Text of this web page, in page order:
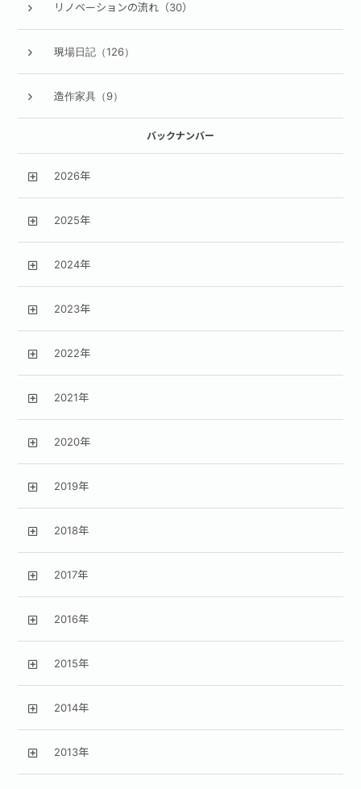
リノベーションの流れ（30）
現場日記（126）
造作家具（9）
バックナンバー
2026年
2025年
2024年
2023年
2022年
2021年
2020年
2019年
2018年
2017年
2016年
2015年
2014年
2013年